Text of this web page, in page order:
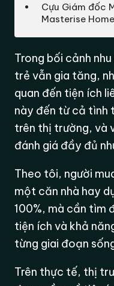
Cựu Giám đốc
Masterise
Trong bối cảnh
trẻ vẫn gia tăng,
quan đến tiện ích
này đến từ cả tình
trên thị trường, và
đánh giá đầy đủ
Theo tôi, người
một căn nhà hay
100%, mà cần tìm
tiện ích và khả
từng giai đoạn
Trên thực tế, thị